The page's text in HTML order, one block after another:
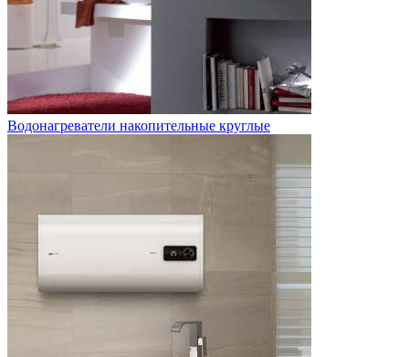
Водонагреватели накопительные круглые